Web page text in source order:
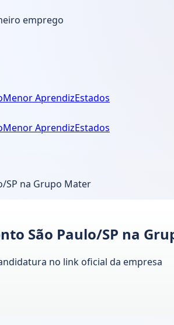
emprego
Menor AprendizEstados
Menor AprendizEstados
SP na Grupo Mater
São Paulo/SP na
no link oficial da empresa